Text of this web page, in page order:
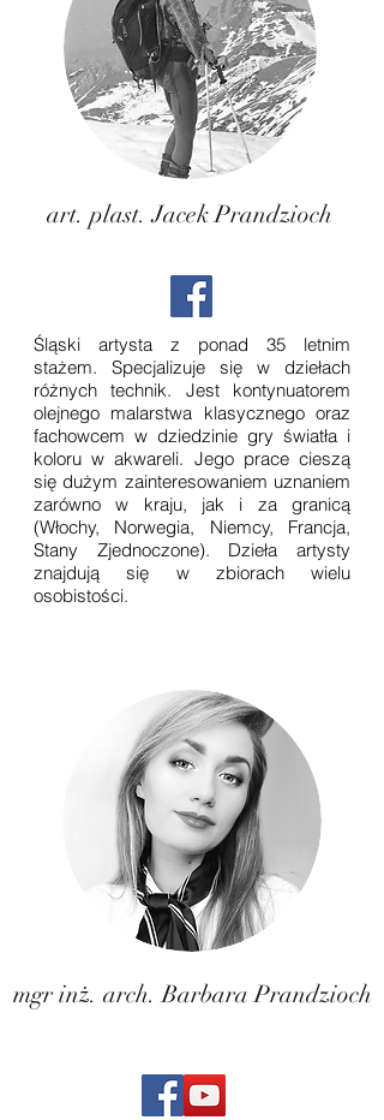
art. plast. Jacek Prandzioch
Śląski artysta z ponad 35 letnim
stażem. Specjalizuje się w dziełach
różnych technik. Jest kontynuatorem
olejnego malarstwa klasycznego oraz
fachowcem w dziedzinie gry światła i
koloru w akwareli. Jego prace cieszą
się dużym zainteresowaniem uznaniem
zarówno w kraju, jak i za granicą
(Włochy, Norwegia, Niemcy, Francja,
Stany Zjednoczone). Dzieła artysty
znajdują się w zbiorach wielu
osobistości.
mgr inż. arch. Barbara Prandzioch